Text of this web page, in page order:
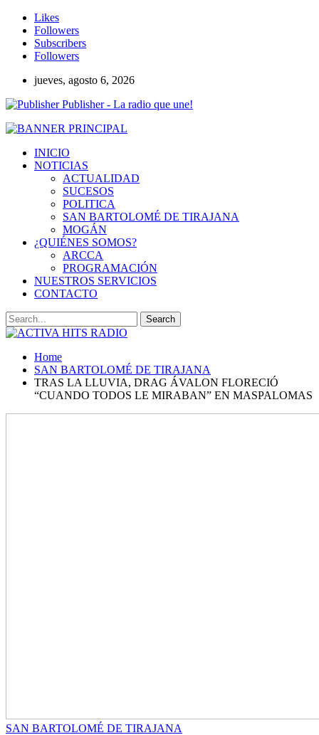
Likes
Followers
Subscribers
Followers
jueves, agosto 6, 2026
Publisher - La radio que une!
INICIO
NOTICIAS
ACTUALIDAD
SUCESOS
POLITICA
SAN BARTOLOMÉ DE TIRAJANA
MOGÁN
¿QUIÉNES SOMOS?
ARCCA
PROGRAMACIÓN
NUESTROS SERVICIOS
CONTACTO
Home
SAN BARTOLOMÉ DE TIRAJANA
TRAS LA LLUVIA, DRAG ÁVALON FLORECIÓ
“CUANDO TODOS LE MIRABAN” EN MASPALOMAS
SAN BARTOLOMÉ DE TIRAJANA